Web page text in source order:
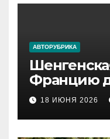
АВТОРУБРИКА
Францию
2026 году:
и список
18 ИЮНЯ 2026